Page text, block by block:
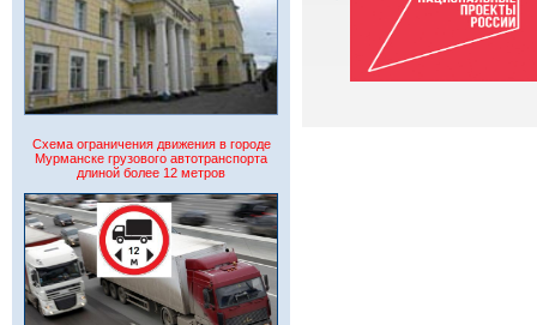
Схема ограничения движения в городе
Мурманске грузового автотранспорта
длиной более 12 метров